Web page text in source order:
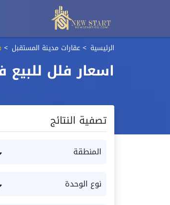
الرئيسية عقارات مدينة المستقبل
اسعار فلل للبيع
تصفية النتائج